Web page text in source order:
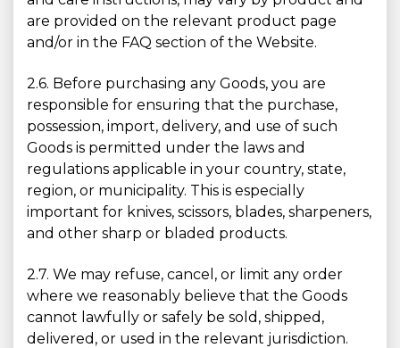
are provided on the relevant product page
and/or in the FAQ section of the Website.
2.6. Before purchasing any Goods, you are
responsible for ensuring that the purchase,
possession, import, delivery, and use of such
Goods is permitted under the laws and
regulations applicable in your country, state,
region, or municipality. This is especially
important for knives, scissors, blades, sharpeners,
and other sharp or bladed products.
2.7. We may refuse, cancel, or limit any order
where we reasonably believe that the Goods
cannot lawfully or safely be sold, shipped,
delivered, or used in the relevant jurisdiction.